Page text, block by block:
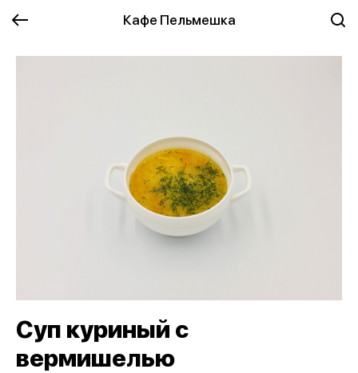
Кафе Пельмешка
Суп куриный с
вермишелью